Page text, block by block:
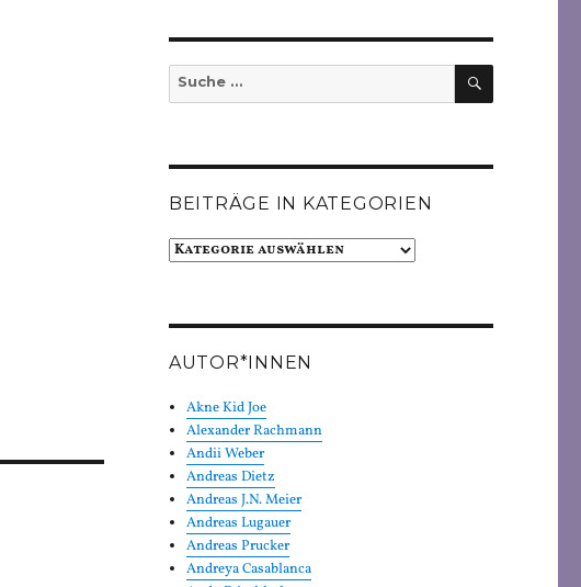
Suche
nach:
SUCHEN
BEITRÄGE IN KATEGORIEN
Beiträge
AUTOR*INNEN
Akne Kid Joe
Alexander Rachmann
Andii Weber
Andreas Dietz
Andreas J.N. Meier
Andreas Lugauer
Andreas Prucker
Andreya Casablanca